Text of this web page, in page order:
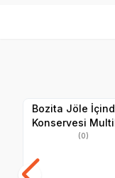
Bozita Jöle
Konservesi
(0)